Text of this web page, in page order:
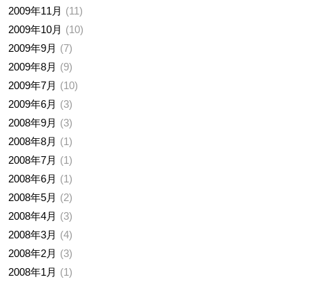
2009年11月
11
2009年10月
10
2009年9月
7
2009年8月
9
2009年7月
10
2009年6月
3
2008年9月
3
2008年8月
1
2008年7月
1
2008年6月
1
2008年5月
2
2008年4月
3
2008年3月
4
2008年2月
3
2008年1月
1